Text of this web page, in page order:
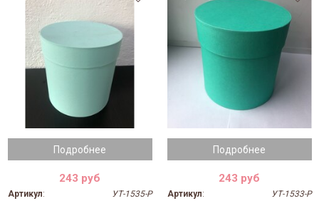
Подробнее
243 руб
Артикул:
УТ-1535-Р
Подробнее
243 руб
Артикул:
УТ-1533-Р